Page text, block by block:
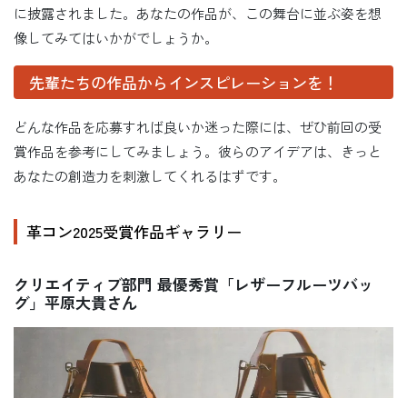
に披露されました。あなたの作品が、この舞台に並ぶ姿を想
像してみてはいかがでしょうか。
先輩たちの作品からインスピレーションを！
どんな作品を応募すれば良いか迷った際には、ぜひ前回の受
賞作品を参考にしてみましょう。彼らのアイデアは、きっと
あなたの創造力を刺激してくれるはずです。
革コン2025受賞作品ギャラリー
クリエイティブ部門 最優秀賞「レザーフルーツバッ
グ」平原大貴さん